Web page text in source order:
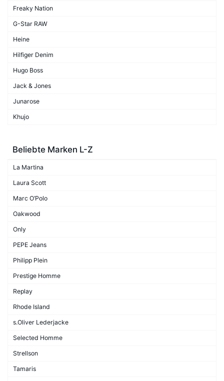
Freaky Nation
G-Star RAW
Heine
Hilfiger Denim
Hugo Boss
Jack & Jones
Junarose
Khujo
Beliebte Marken L-Z
La Martina
Laura Scott
Marc O’Polo
Oakwood
Only
PEPE Jeans
Philipp Plein
Prestige Homme
Replay
Rhode Island
s.Oliver Lederjacke
Selected Homme
Strellson
Tamaris